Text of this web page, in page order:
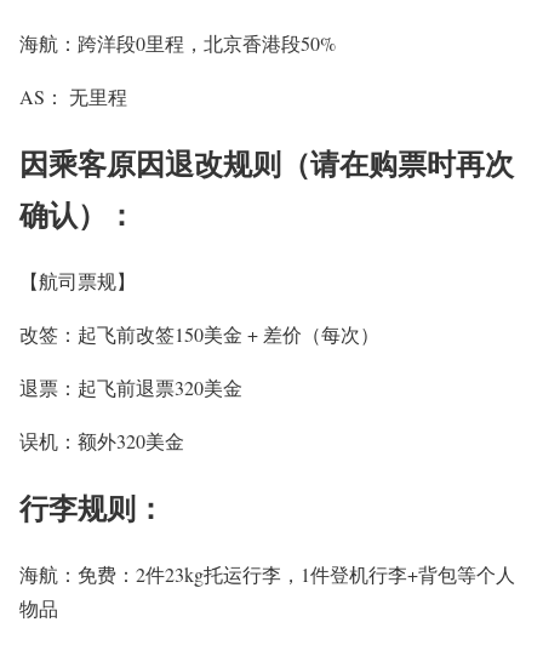
海航：跨洋段0里程，北京香港段50%
AS： 无里程
因乘客原因退改规则（请在购票时再次
确认）：
【航司票规】
改签：起飞前改签150美金 + 差价（每次）
退票：起飞前退票320美金
误机：额外320美金
行李规则：
海航： 免费： 2件23kg托运行李，1件登机行李+背包等个人
物品